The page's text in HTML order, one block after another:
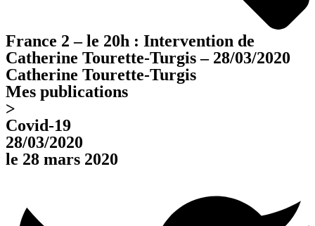
France 2 – le 20h : Intervention de
Catherine Tourette-Turgis – 28/03/2020
Catherine Tourette-Turgis
Mes publications
>
Covid-19
28/03/2020
le 28 mars 2020